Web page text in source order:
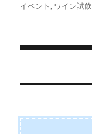
t
日:ゴ
グ
イベント , ワイン試飲
稿
ビ